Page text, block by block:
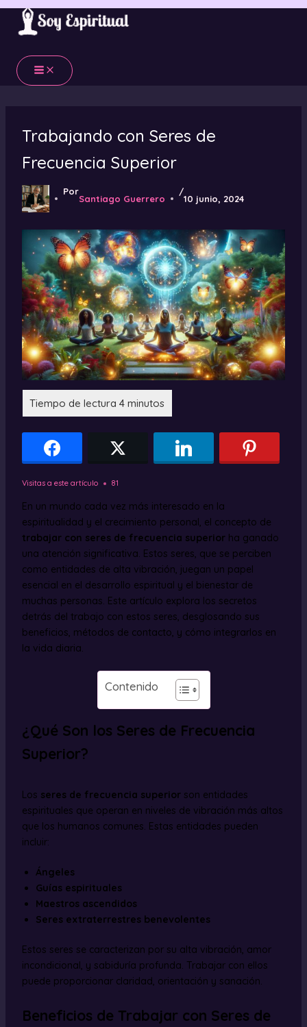
Ir
contenido
Trabajando con Seres de
Frecuencia Superior
Por
Santiago Guerrero
/
10 junio, 2024
Visitas a este artículo 81
En un mundo cada vez más interesado en la
espiritualidad y el crecimiento personal, el concepto de
trabajar con seres de frecuencia superiorha ganado
una atención significativa. Estos seres, que se perciben
como entidades de alta vibración, juegan un papel
esencial en el desarrollo espiritual y el bienestar de
muchas personas. Este artículo explora los secretos
detrás del trabajo con estos seres, desglosando sus
beneficios, métodos de contacto, y cómo integrarlos en
la vida diaria.
Contenido
¿Qué Son los Seres de Frecuencia
Superior?
Los seres de frecuencia superiorson entidades
espirituales que operan en niveles de vibración más altos
que los humanos comunes. Estas entidades pueden
incluir:
Ángeles
Guías espirituales
Maestros ascendidos
Seres extraterrestres benevolentes
Estos seres se caracterizan por su alta vibración, amor
incondicional, y sabiduría profunda. Trabajar con ellos
puede proporcionar claridad, orientación y sanación.
Beneficios de Trabajar con Seres de